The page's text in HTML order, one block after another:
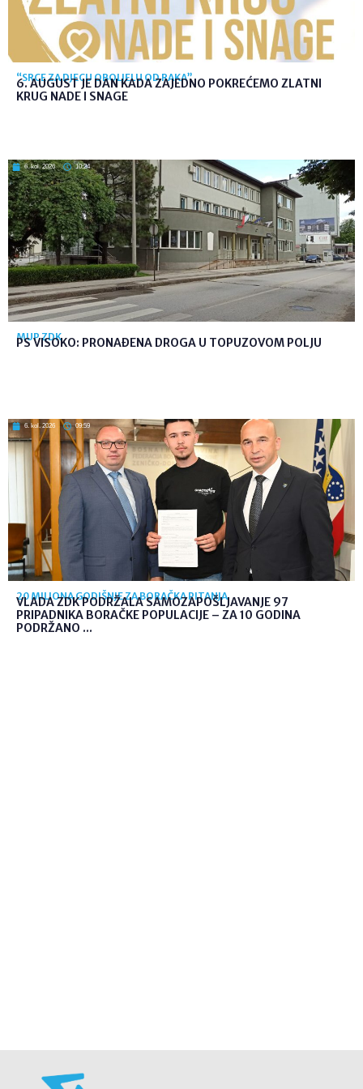
“SRCE ZA DJECU OBOLJELU OD RAKA”
6. AUGUST JE DAN KADA ZAJEDNO POKREĆEMO ZLATNI
KRUG NADE I SNAGE
6. kol. 2026 10:24
MUP ZDK
PS VISOKO: PRONAĐENA DROGA U TOPUZOVOM POLJU
6. kol. 2026 09:59
20 MILIONA GODIŠNJE ZA BORAČKA PITANJA
VLADA ZDK PODRŽALA SAMOZAPOŠLJAVANJE 97
PRIPADNIKA BORAČKE POPULACIJE – ZA 10 GODINA
PODRŽANO ...